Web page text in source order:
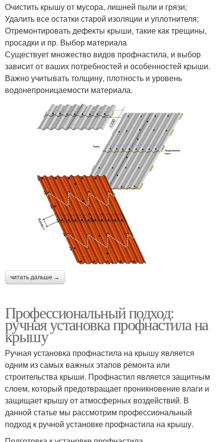
Очистить крышу от мусора, лишней пыли и грязи;
Удалить все остатки старой изоляции и уплотнителя;
Отремонтировать дефекты крыши, такие как трещины,
просадки и пр. Выбор материала
Существует множество видов профнастила, и выбор
зависит от ваших потребностей и особенностей крыши.
Важно учитывать толщину, плотность и уровень
водонепроницаемости материала.
читать дальше →
Профессиональный подход:
ручная установка профнастила на
крышу
Ручная установка профнастила на крышу является
одним из самых важных этапов ремонта или
строительства крыши. Профнастил является защитным
слоем, который предотвращает проникновение влаги и
защищает крышу от атмосферных воздействий. В
данной статье мы рассмотрим профессиональный
подход к ручной установке профнастила на крышу.